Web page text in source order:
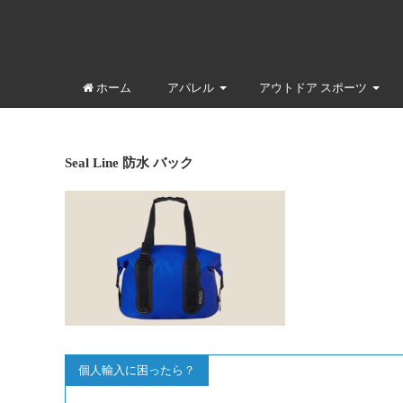
ホーム アパレル アウトドア スポーツ
Seal Line 防水 バック
個人輸入に困ったら？